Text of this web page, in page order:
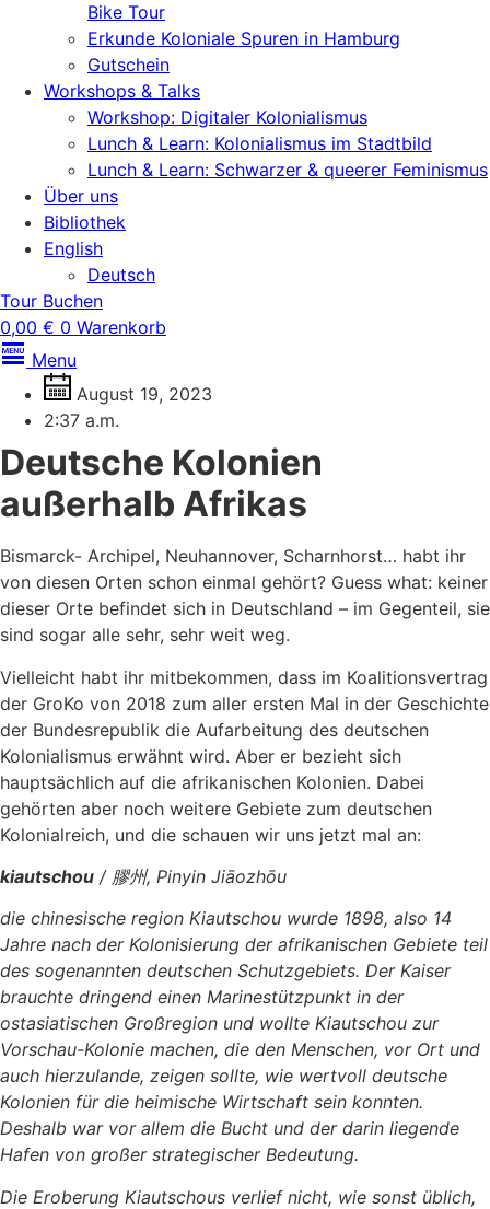
Bike Tour
Erkunde Koloniale Spuren in Hamburg
Gutschein
Workshops & Talks
Workshop: Digitaler Kolonialismus
Lunch & Learn: Kolonialismus im Stadtbild
Lunch & Learn: Schwarzer & queerer Feminismus
Über uns
Bibliothek
English
Deutsch
Tour Buchen
0,00 € 0 Warenkorb
Menu
August 19, 2023
2:37 a.m.
Deutsche Kolonien
außerhalb Afrikas
Bismarck- Archipel, Neuhannover, Scharnhorst… habt ihr
von diesen Orten schon einmal gehört? Guess what: keiner
dieser Orte befindet sich in Deutschland – im Gegenteil, sie
sind sogar alle sehr, sehr weit weg.
Vielleicht habt ihr mitbekommen, dass im Koalitionsvertrag
der GroKo von 2018 zum aller ersten Mal in der Geschichte
der Bundesrepublik die Aufarbeitung des deutschen
Kolonialismus erwähnt wird. Aber er bezieht sich
hauptsächlich auf die afrikanischen Kolonien. Dabei
gehörten aber noch weitere Gebiete zum deutschen
Kolonialreich, und die schauen wir uns jetzt mal an:
kiautschou / 膠州, Pinyin Jiāozhōu
die chinesische region Kiautschou wurde 1898, also 14
Jahre nach der Kolonisierung der afrikanischen Gebiete teil
des sogenannten deutschen Schutzgebiets. Der Kaiser
brauchte dringend einen Marinestützpunkt in der
ostasiatischen Großregion und wollte Kiautschou zur
Vorschau-Kolonie machen, die den Menschen, vor Ort und
auch hierzulande, zeigen sollte, wie wertvoll deutsche
Kolonien für die heimische Wirtschaft sein konnten.
Deshalb war vor allem die Bucht und der darin liegende
Hafen von großer strategischer Bedeutung.
Die Eroberung Kiautschous verlief nicht, wie sonst üblich,